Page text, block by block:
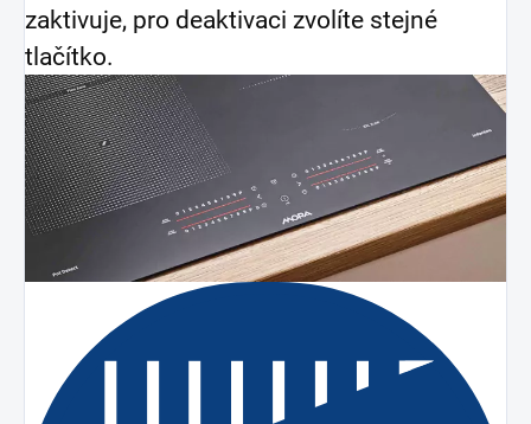
zaktivuje, pro deaktivaci zvolíte stejné
tlačítko.